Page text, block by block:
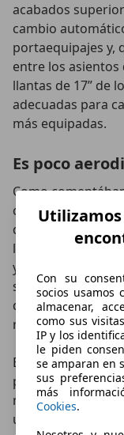
Con su
socios usamos
almacenar,
como sus
IP y los
le piden
se amparan en
sus
más
Cookies.
acabados
cambio
portaequipajes y,
entre los
llantas de 17” de
adecuadas para
más equipadas.
Es poco
Como
carretera, y
queramos
la penetración
y se trata de un
superficie frontal,
que sus
repercute en el
En ciudad, tiene
permite ser
maletero. A
un Mégane, 16